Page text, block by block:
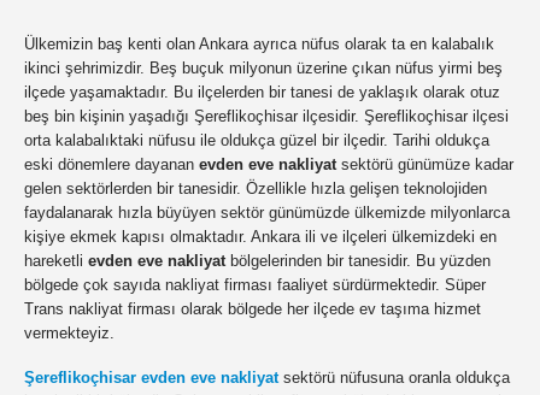
Ülkemizin baş kenti olan Ankara ayrıca nüfus olarak ta en kalabalık
ikinci şehrimizdir. Beş buçuk milyonun üzerine çıkan nüfus yirmi beş
ilçede yaşamaktadır. Bu ilçelerden bir tanesi de yaklaşık olarak otuz
beş bin kişinin yaşadığı Şereflikoçhisar ilçesidir. Şereflikoçhisar ilçesi
orta kalabalıktaki nüfusu ile oldukça güzel bir ilçedir. Tarihi oldukça
eski dönemlere dayanan evden eve nakliyatsektörü günümüze kadar
gelen sektörlerden bir tanesidir. Özellikle hızla gelişen teknolojiden
faydalanarak hızla büyüyen sektör günümüzde ülkemizde milyonlarca
kişiye ekmek kapısı olmaktadır. Ankara ili ve ilçeleri ülkemizdeki en
hareketli evden eve nakliyatbölgelerinden bir tanesidir. Bu yüzden
bölgede çok sayıda nakliyat firması faaliyet sürdürmektedir. Süper
Trans nakliyat firması olarak bölgede her ilçede ev taşıma hizmet
vermekteyiz.
Şereflikoçhisar evden eve nakliyatsektörü nüfusuna oranla oldukça